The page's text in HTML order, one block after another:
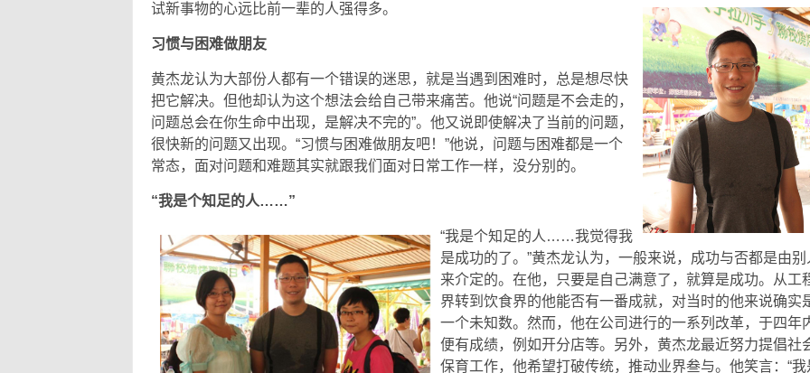
试新事物的心远比前一辈的人强得多。
习惯与困难做朋友
黄杰龙认为大部份人都有一个错误的迷思，就是当遇到困难时，总是想尽快
把它解决。但他却认为这个想法会给自己带来痛苦。他说“问题是不会走的，
问题总会在你生命中出现，是解决不完的”。他又说即使解决了当前的问题，
很快新的问题又出现。“习惯与困难做朋友吧！”他说，问题与困难都是一个
常态，面对问题和难题其实就跟我们面对日常工作一样，没分别的。
“我是个知足的人……”
“我是个知足的人……我觉得我
是成功的了。”黄杰龙认为，一般来说，成功与否都是由别
来介定的。在他，只要是自己满意了，就算是成功。从工
界转到饮食界的他能否有一番成就，对当时的他来说确实
一个未知数。然而，他在公司进行的一系列改革，于四年
便有成绩，例如开分店等。另外，黄杰龙最近努力提倡社
保育工作，他希望打破传统，推动业界叁与。他笑言：“我